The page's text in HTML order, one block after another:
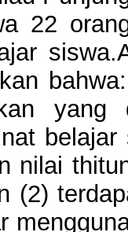
22
yang
nilai
(2)